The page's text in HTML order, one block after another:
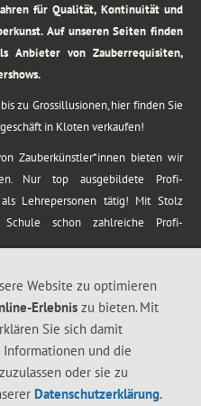
für Qualität, Kontinuität und
Auf unseren Seiten finden
Anbieter von Zauberrequisiten,
zu Grossillusionen, hier finden Sie
in Kloten verkaufen!
Zauberkünstler*innen bieten wir
Nur top ausgebildete Profi-
Lehrepersonen tätig! Mit Stolz
schon zahlreiche Profi-
Lassen Sie sich faszinieren von
mit sprachlichen Sequenzen,
wie Kaninchen, Vasen, Seilen,
Website zu optimieren
Erlebnis zu bieten. Mit
Sie sich damit
und die
oder sie zu
Datenschutzerklärung.